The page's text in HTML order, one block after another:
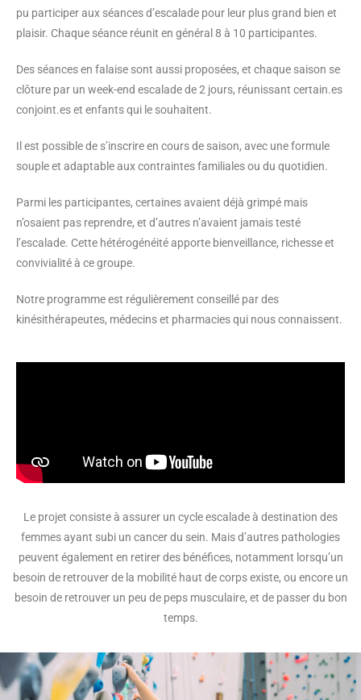
pu participer aux séances d’escalade pour leur plus grand bien et
plaisir. Chaque séance réunit en général 8 à 10 participantes.
Des séances en falaise sont aussi proposées, et chaque saison se
clôture par un week-end escalade de 2 jours, réunissant certain.es
conjoint.es et enfants qui le souhaitent.
Il est possible de s’inscrire en cours de saison, avec une formule
souple et adaptable aux contraintes familiales ou du quotidien.
Parmi les participantes, certaines avaient déjà grimpé mais
n’osaient pas reprendre, et d’autres n’avaient jamais testé
l’escalade. Cette hétérogénéité apporte bienveillance, richesse et
convivialité à ce groupe.
Notre programme est régulièrement conseillé par des
kinésithérapeutes, médecins et pharmacies qui nous connaissent.
Le projet consiste à assurer un cycle escalade à destination des
femmes ayant subi un cancer du sein. Mais d’autres pathologies
peuvent également en retirer des bénéfices, notamment lorsqu’un
besoin de retrouver de la mobilité haut de corps existe, ou encore un
besoin de retrouver un peu de peps musculaire, et de passer du bon
temps.